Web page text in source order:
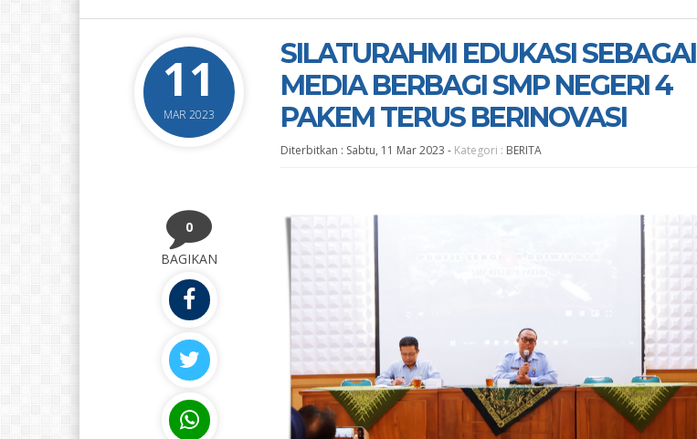
11
MAR 2023
SILATURAHMI EDUKASI SEBAGAI
MEDIA BERBAGI SMP NEGERI 4
PAKEM TERUS BERINOVASI
Diterbitkan : Sabtu, 11 Mar 2023 - Kategori : BERITA
0
BAGIKAN